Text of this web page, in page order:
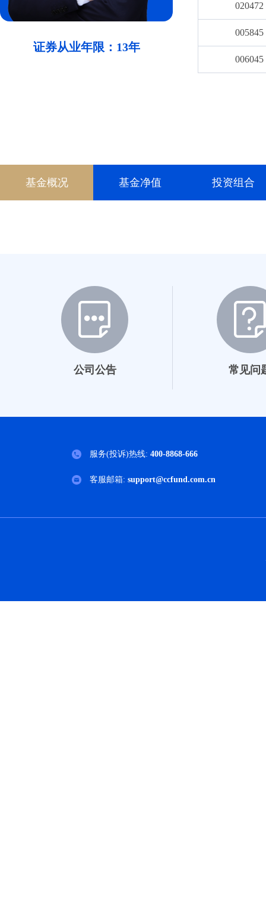
证券从业年限：13年
020472
005845
006045
基金概况 基金净值 投资组合
公司公告 常见问
服务(投诉)热线: 400-8868-666
客服邮箱: support@ccfund.com.cn